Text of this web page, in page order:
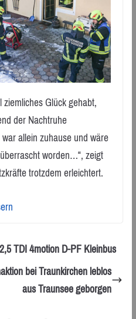
Glück gehabt,
der Nachtruhe
allein zuhause und wäre
worden…“, zeigt
trotzdem erleichtert.
TDI 4motion D-PF Kleinbus
bei Traunkirchen leblos
aus Traunsee geborgen